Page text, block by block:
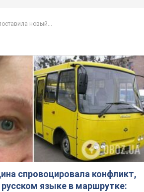
новый...
спровоцировала конфликт,
русском языке в маршрутке: